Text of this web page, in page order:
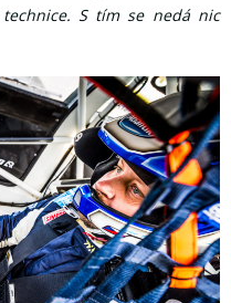
S tím se nedá nic